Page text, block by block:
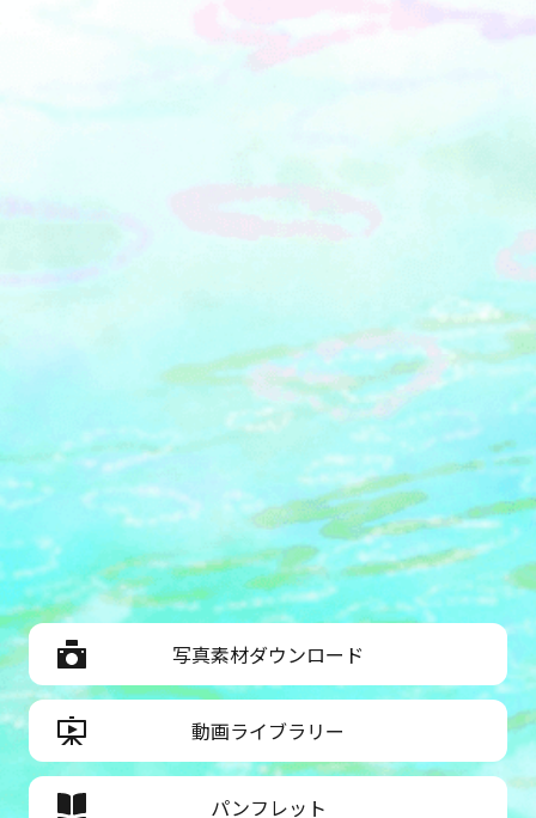
写真素材ダウンロード
動画ライブラリー
パンフレット